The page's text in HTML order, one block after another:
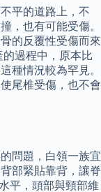
平的道路上，不
，也有可能受傷。
的反覆性受傷而來
過程中，原本比
種情況較為罕見。
尾椎受傷，也不會
問題，白領一族宜
部緊貼靠背，讓脊
平，頭部與頸部維